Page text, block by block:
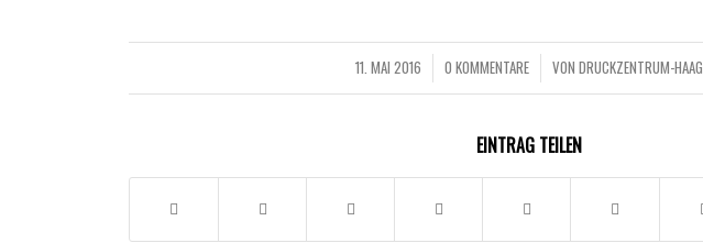
11. MAI 2016
/ 0 KOMMENTARE
/ VON DRUCKZENTRUM-HAAG
EINTRAG TEILEN